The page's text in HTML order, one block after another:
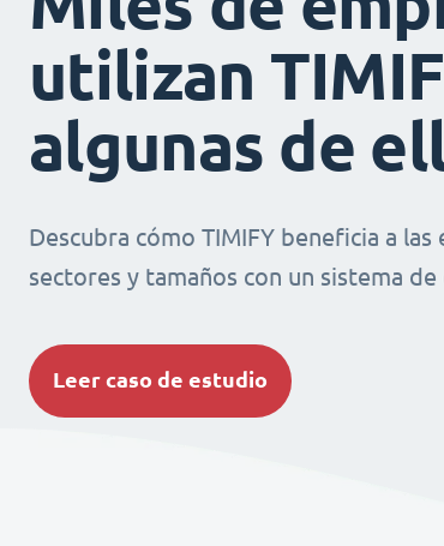
utilizan
algunas de
Descubra cómo TIMIFY beneficia a
sectores y tamaños con un sistema
Leer caso de estudio